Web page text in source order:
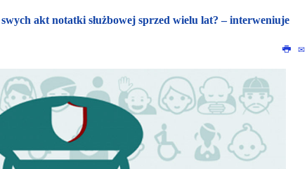
akt notatki służbowej sprzed wielu lat? – interweniuje